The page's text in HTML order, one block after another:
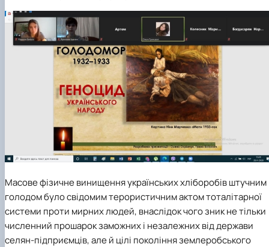
Масове фізичне винищення українських хліборобів штучним
голодом було свідомим терористичним актом тоталітарної
системи проти мирних людей, внаслідок чого зник не тільки
численний прошарок заможних і незалежних від держави
селян-підприємців, але й цілі покоління землеробського